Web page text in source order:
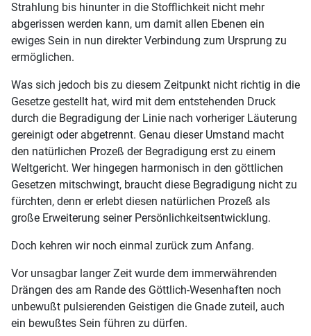
Strahlung bis hinunter in die Stofflichkeit nicht mehr
abgerissen werden kann, um damit allen Ebenen ein
ewiges Sein in nun direkter Verbindung zum Ursprung zu
ermöglichen.
Was sich jedoch bis zu diesem Zeitpunkt nicht richtig in die
Gesetze gestellt hat, wird mit dem entstehenden Druck
durch die Begradigung der Linie nach vorheriger Läuterung
gereinigt oder abgetrennt. Genau dieser Umstand macht
den natürlichen Prozeß der Begradigung erst zu einem
Weltgericht. Wer hingegen harmonisch in den göttlichen
Gesetzen mitschwingt, braucht diese Begradigung nicht zu
fürchten, denn er erlebt diesen natürlichen Prozeß als
große Erweiterung seiner Persönlichkeitsentwicklung.
Doch kehren wir noch einmal zurück zum Anfang.
Vor unsagbar langer Zeit wurde dem immerwährenden
Drängen des am Rande des Göttlich-Wesenhaften noch
unbewußt pulsierenden Geistigen die Gnade zuteil, auch
ein bewußtes Sein führen zu dürfen.